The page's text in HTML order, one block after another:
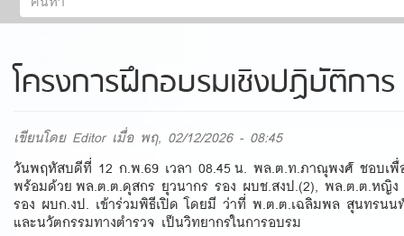
ค้นหา
โครงการฝึกอบรมเชิงปฏิบัติการ
เขียนโดย Editorเมื่อ พฤ, 02/12/2026 - 08:45
วันพฤหัสบดีที่ 12 ก.พ.69 เวลา 08.45 น. พล.ต.ท.ภาณุพงศ์ ชอบเพื่
พร้อมด้วย พล.ต.ต.ดุสกร ยุวนากร รอง ผบช.สงป.(2), พล.ต.ต.
รอง ผบก.งป. เข้าร่วมพิธีเปิด โดยมี ว่าที่ พ.ต.ต.เฉลิมพล สุนทรน
และนวัตกรรมทางตำรวจ เป็นวิทยากรในการอบรม